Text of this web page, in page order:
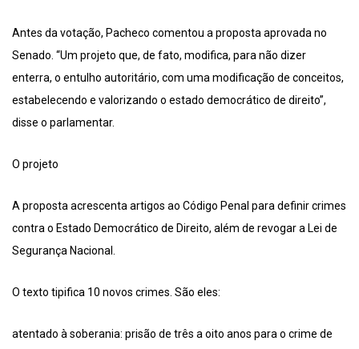
Antes da votação, Pacheco comentou a proposta aprovada no
Senado. “Um projeto que, de fato, modifica, para não dizer
enterra, o entulho autoritário, com uma modificação de conceitos,
estabelecendo e valorizando o estado democrático de direito”,
disse o parlamentar.
O projeto
A proposta acrescenta artigos ao Código Penal para definir crimes
contra o Estado Democrático de Direito, além de revogar a Lei de
Segurança Nacional.
O texto tipifica 10 novos crimes. São eles:
atentado à soberania: prisão de três a oito anos para o crime de